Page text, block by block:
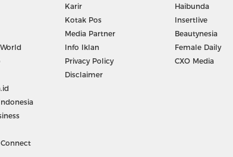
Karir
Kotak Pos
Media Partner
Info Iklan
Privacy Policy
Disclaimer
Haibunda
Insertlive
Beautynesia
Female Daily
CXO Media